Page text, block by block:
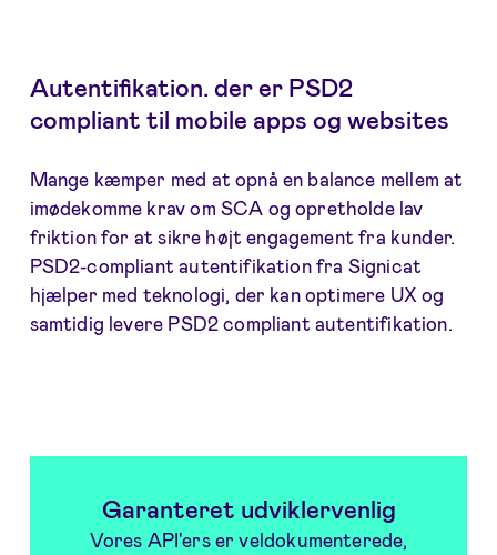
Autentifikation. der er PSD2
compliant til mobile apps og websites
Mange kæmper med at opnå en balance mellem at
imødekomme krav om SCA og opretholde lav
friktion for at sikre højt engagement fra kunder.
PSD2-compliant autentifikation fra Signicat
hjælper med teknologi, der kan optimere UX og
samtidig levere PSD2 compliant autentifikation.
Garanteret udviklervenlig
Vores API'ers er veldokumenterede,